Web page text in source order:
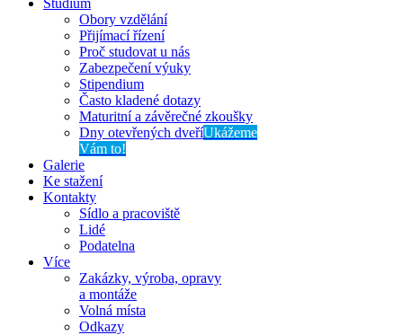
Studium
Obory vzdělání
Přijímací řízení
Proč studovat u nás
Zabezpečení výuky
Stipendium
Často kladené dotazy
Maturitní a závěrečné zkoušky
Dny otevřených dveříUkážeme
Vám to!
Galerie
Ke stažení
Kontakty
Sídlo a pracoviště
Lidé
Podatelna
Více
Zakázky, výroba, opravy
a montáže
Volná místa
Odkazy